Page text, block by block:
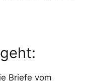
Briefe vom